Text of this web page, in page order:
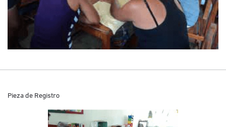
Pieza de Registro